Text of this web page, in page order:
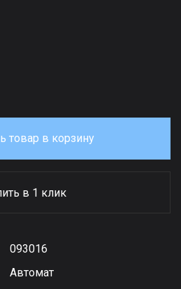
товар в корзину
в 1 клик
093016
Автомат